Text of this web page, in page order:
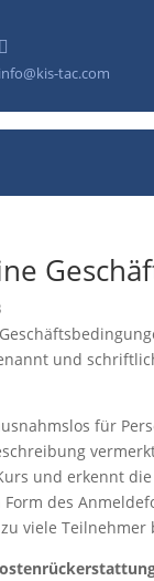

info@kis-tac.com
und
für
und erkennt
des
viele